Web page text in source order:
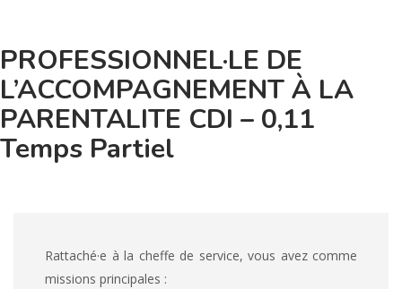
PROFESSIONNEL·LE DE
L’ACCOMPAGNEMENT À LA
PARENTALITE CDI – 0,11
Temps Partiel
Rattaché·e à la cheffe de service, vous avez comme
missions principales :